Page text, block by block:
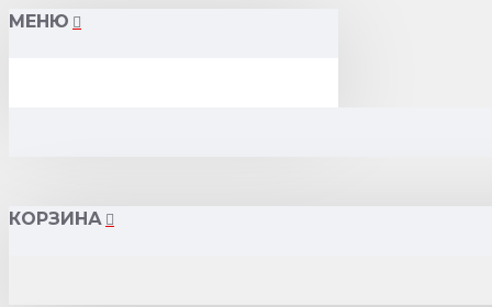
МЕНЮ
КОРЗИНА